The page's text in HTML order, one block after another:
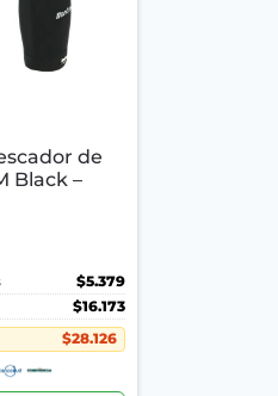
de
Black –
$5.379
$16.173
$28.126